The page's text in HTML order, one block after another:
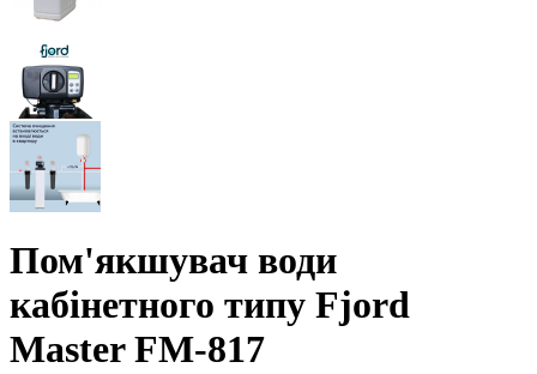
Пом'якшувач води
кабінетного типу Fjord
Master FM-817